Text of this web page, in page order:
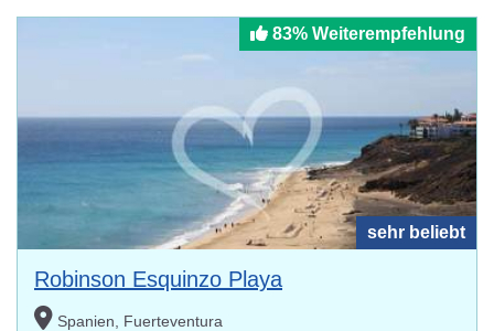
83% Weiterempfehlung
sehr beliebt
Robinson Esquinzo Playa
Spanien, Fuerteventura